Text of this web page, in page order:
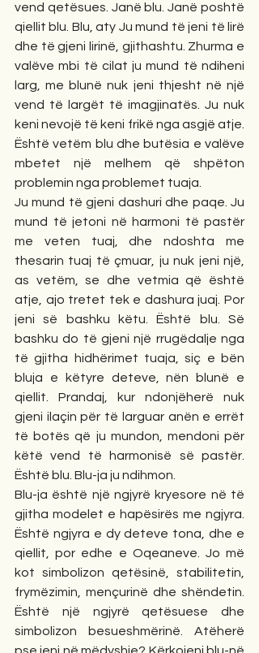
vend qetësues. Janë blu. Janë poshtë
qiellit blu. Blu, aty Ju mund të jeni të lirë
dhe të gjeni lirinë, gjithashtu. Zhurma e
valëve mbi të cilat ju mund të ndiheni
larg, me blunë nuk jeni thjesht në një
vend të largët të imagjinatës. Ju nuk
keni nevojë të keni frikë nga asgjë atje.
Është vetëm blu dhe butësia e valëve
mbetet një melhem që shpëton
problemin nga problemet tuaja.
Ju mund të gjeni dashuri dhe paqe. Ju
mund të jetoni në harmoni të pastër
me veten tuaj, dhe ndoshta me
thesarin tuaj të çmuar, ju nuk jeni një,
as vetëm, se dhe vetmia që është
atje, ajo tretet tek e dashura juaj. Por
jeni së bashku këtu. Është blu. Së
bashku do të gjeni një rrugëdalje nga
të gjitha hidhërimet tuaja, siç e bën
bluja e këtyre deteve, nën blunë e
qiellit. Prandaj, kur ndonjëherë nuk
gjeni ilaçin për të larguar anën e errët
të botës që ju mundon, mendoni për
këtë vend të harmonisë së pastër.
Është blu. Blu-ja ju ndihmon.
Blu-ja është një ngjyrë kryesore në të
gjitha modelet e hapësirës me ngjyra.
Është ngjyra e dy deteve tona, dhe e
qiellit, por edhe e Oqeaneve. Jo më
kot simbolizon qetësinë, stabilitetin,
frymëzimin, mençurinë dhe shëndetin.
Është një ngjyrë qetësuese dhe
simbolizon besueshmërinë. Atëherë